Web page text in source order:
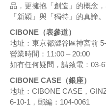
品，更擁抱「創造」的概念
「新穎」與「獨特」的真諦。
CIBONE（表參道）
地址：東京都澀谷區神宮前
營業時間：11:00 – 20:00
如有任何疑問，請致電：03-
CIBONE CASE（銀座）
地址：CIBONE CASE，
6-10-1，郵編：104-0061